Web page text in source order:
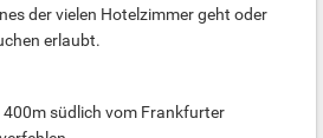
der vielen Hotelzimmer geht oder
erlaubt.
400m südlich vom Frankfurter